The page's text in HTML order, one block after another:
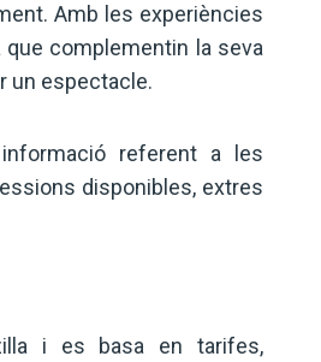
Amb les experiències
complementin la seva
un espectacle.
referent a les
disponibles, extres
i es basa en tarifes,